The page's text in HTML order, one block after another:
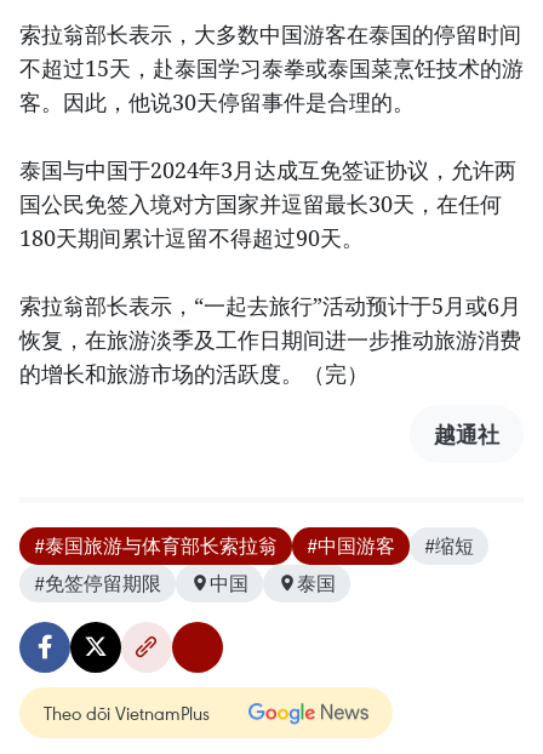
索拉翁部长表示，大多数中国游客在泰国的停留时间
不超过15天，赴泰国学习泰拳或泰国菜烹饪技术的游
客。因此，他说30天停留事件是合理的。
泰国与中国于2024年3月达成互免签证协议，允许两
国公民免签入境对方国家并逗留最长30天，在任何
180天期间累计逗留不得超过90天。
索拉翁部长表示，“一起去旅行”活动预计于5月或6月
恢复，在旅游淡季及工作日期间进一步推动旅游消费
的增长和旅游市场的活跃度。（完）
越通社
#泰国旅游与体育部长索拉翁 #中国游客
#缩短
#免签停留期限
中国 泰国
Theo dõi VietnamPlus